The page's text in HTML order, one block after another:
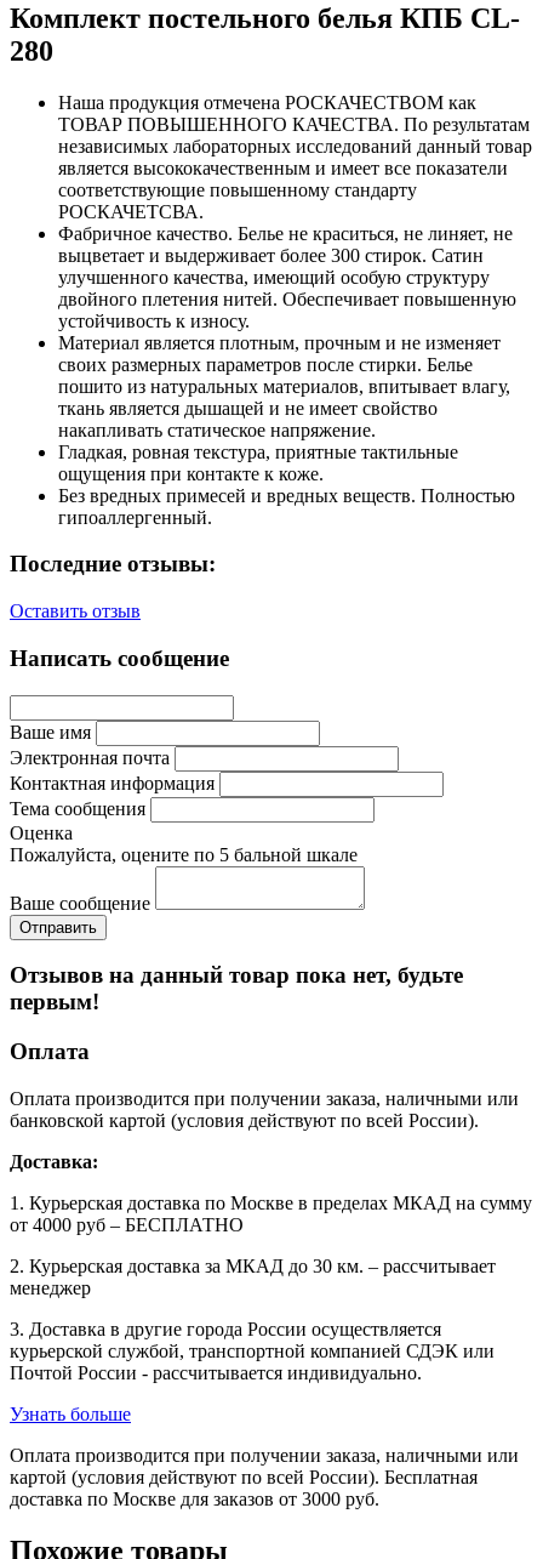
Комплект постельного белья КПБ CL-
280
Наша продукция отмечена РОСКАЧЕСТВОМ как
ТОВАР ПОВЫШЕННОГО КАЧЕСТВА. По результатам
независимых лабораторных исследований данный товар
является высококачественным и имеет все показатели
соответствующие повышенному стандарту
РОСКАЧЕТСВА.
Фабричное качество. Белье не краситься, не линяет, не
выцветает и выдерживает более 300 стирок. Сатин
улучшенного качества, имеющий особую структуру
двойного плетения нитей. Обеспечивает повышенную
устойчивость к износу.
Материал является плотным, прочным и не изменяет
своих размерных параметров после стирки. Белье
пошито из натуральных материалов, впитывает влагу,
ткань является дышащей и не имеет свойство
накапливать статическое напряжение.
Гладкая, ровная текстура, приятные тактильные
ощущения при контакте к коже.
Без вредных примесей и вредных веществ. Полностью
гипоаллергенный.
Последние отзывы:
Оставить отзыв
Написать сообщение
Ваше имя
Электронная почта
Контактная информация
Тема сообщения
Оценка
Пожалуйста, оцените по 5 бальной шкале
Ваше сообщение
Отзывов на данный товар пока нет, будьте
первым!
Оплата
Оплата производится при получении заказа, наличными или
банковской картой (условия действуют по всей России).
Доставка:
1. Курьерская доставка по Москве в пределах МКАД на сумму
от 4000 руб – БЕСПЛАТНО
2. Курьерская доставка за МКАД до 30 км. – рассчитывает
менеджер
3. Доставка в другие города России осуществляется
курьерской службой, транспортной компанией СДЭК или
Почтой России - рассчитывается индивидуально.
Узнать больше
Оплата производится при получении заказа, наличными или
картой (условия действуют по всей России). Бесплатная
доставка по Москве для заказов от 3000 руб.
Похожие товары